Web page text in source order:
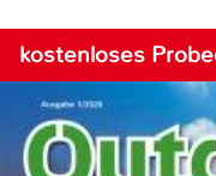
kostenloses